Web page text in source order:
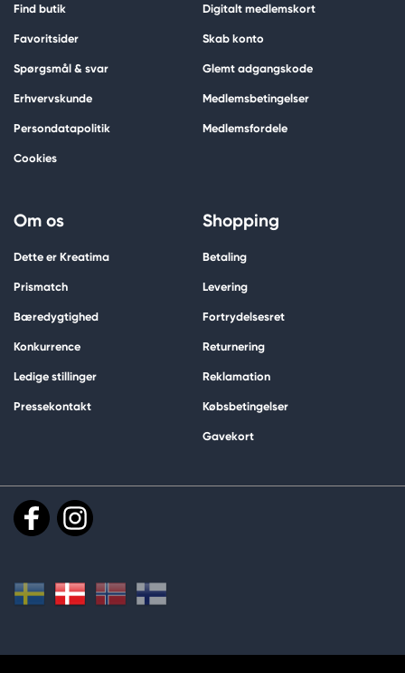
Find butik
Favoritsider
Spørgsmål & svar
Erhvervskunde
Persondatapolitik
Cookies
Digitalt medlemskort
Skab konto
Glemt adgangskode
Medlemsbetingelser
Medlemsfordele
Om os
Dette er Kreatima
Prismatch
Bæredygtighed
Konkurrence
Ledige stillinger
Pressekontakt
Shopping
Betaling
Levering
Fortrydelsesret
Returnering
Reklamation
Købsbetingelser
Gavekort